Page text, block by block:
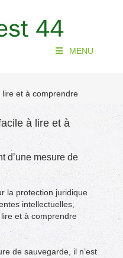
MENU
et à comprendre
à lire et à
d’une mesure de
la protection juridique
intellectuelles,
et à comprendre
de sauvegarde, il n’est